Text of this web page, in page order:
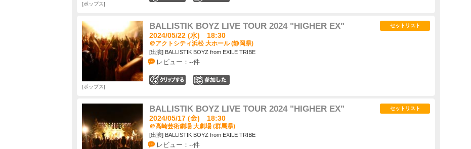
ポップス
BALLISTIK BOYZ LIVE TOUR 2024 "HIGHER EX"
2024/05/22 (水) 18:30
＠アクトシティ浜松 大ホール (静岡県)
[出演] BALLISTIK BOYZ from EXILE TRIBE
レビュー：--件
セットリスト
ポップス
BALLISTIK BOYZ LIVE TOUR 2024 "HIGHER EX"
2024/05/17 (金) 18:30
＠高崎芸術劇場 大劇場 (群馬県)
[出演] BALLISTIK BOYZ from EXILE TRIBE
レビュー：--件
セットリスト